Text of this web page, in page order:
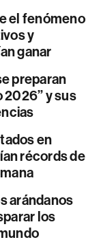
el fenómeno
y
ganar
preparan
2026” y sus
en
récords de
arándanos
los